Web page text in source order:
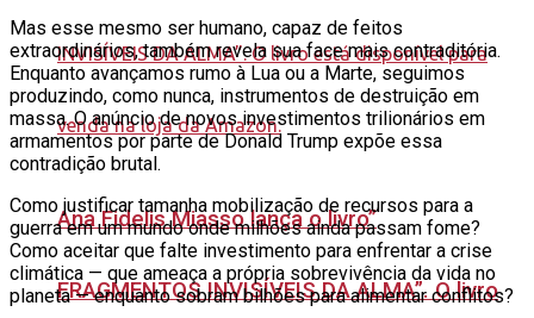
Ana Fidelis Miasso lança o livro”
FRAGMENTOS INVISÍVEIS DA ALMA”. O livro
Mas esse mesmo ser humano, capaz de feitos
extraordinários, também revela sua face mais contraditória.
Enquanto avançamos rumo à Lua ou a Marte, seguimos
produzindo, como nunca, instrumentos de destruição em
massa. O anúncio de novos investimentos trilionários em
armamentos por parte de Donald Trump expõe essa
contradição brutal.
Como justificar tamanha mobilização de recursos para a
guerra em um mundo onde milhões ainda passam fome?
Como aceitar que falte investimento para enfrentar a crise
climática — que ameaça a própria sobrevivência da vida no
planeta — enquanto sobram bilhões para alimentar conflitos?